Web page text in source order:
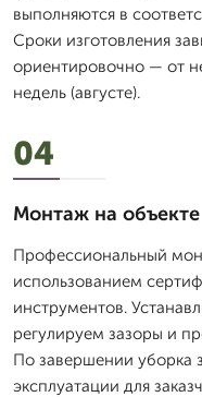
выполняются в
Сроки изготовления
ориентировочно — от
недель (августе).
04
Монтаж на объекте
Профессиональный
использованием
инструментов.
регулируем зазоры и
По завершении уборка
эксплуатации для